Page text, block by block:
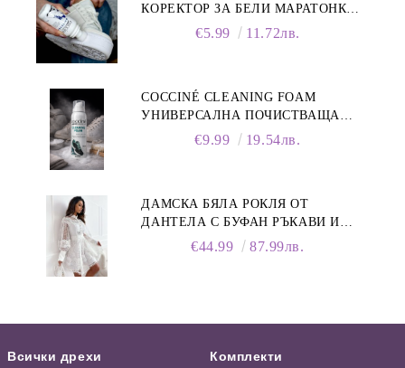
КОРЕКТОР ЗА БЕЛИ МАРАТОНКИ,
€5.99 11.72лв.
COCCINÉ CLEANING FOAM
УНИВЕРСАЛНА ПОЧИСТВАЩА
ПЯНА ЗА ОБУВКИ, 150 МЛ
€9.99 19.54лв.
ДАМСКА БЯЛА РОКЛЯ ОТ
ДАНТЕЛА С БУФАН РЪКАВИ И
€44.99 87.99лв.
Всички дрехи
Комплекти